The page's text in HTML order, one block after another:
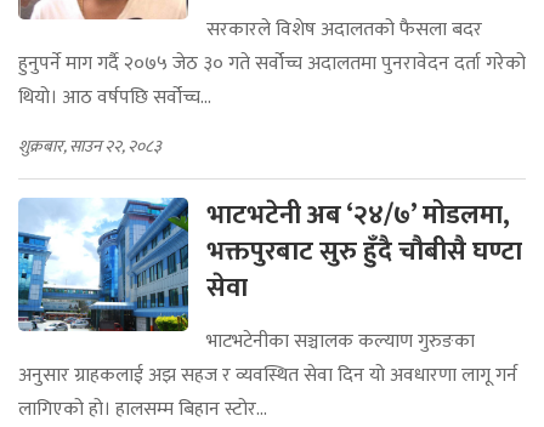
सरकारले विशेष अदालतको फैसला बदर
हुनुपर्ने माग गर्दै २०७५ जेठ ३० गते सर्वोच्च अदालतमा पुनरावेदन दर्ता गरेको
थियो। आठ वर्षपछि सर्वोच्च...
शुक्रबार, साउन २२, २०८३
भाटभटेनी अब ‘२४/७’ मोडलमा,
भक्तपुरबाट सुरु हुँदै चौबीसै घण्टा
सेवा
भाटभटेनीका सञ्चालक कल्याण गुरुङका
अनुसार ग्राहकलाई अझ सहज र व्यवस्थित सेवा दिन यो अवधारणा लागू गर्न
लागिएको हो। हालसम्म बिहान स्टोर...